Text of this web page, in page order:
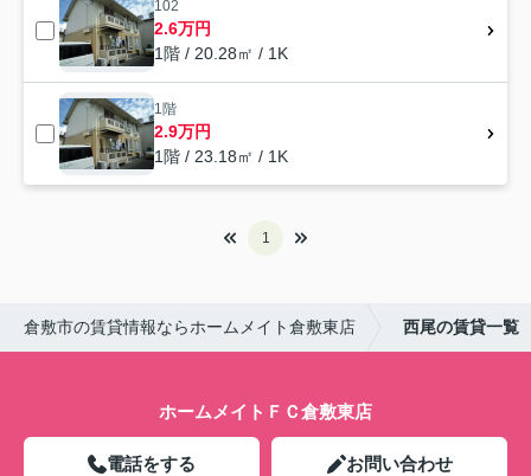
102
2.6万円
1階 / 20.28㎡ / 1K
1階
2.9万円
1階 / 23.18㎡ / 1K
1
倉敷市の賃貸情報ならホームメイト倉敷東店 西尾の賃貸一覧
ホームメイトＦＣ倉敷東店
電話をする お問い合わせ